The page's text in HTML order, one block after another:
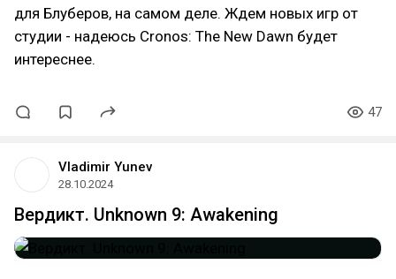
для Блуберов, на самом деле. Ждем новых игр от
студии - надеюсь Cronos: The New Dawn будет
интереснее.
47
Vladimir Yunev
28.10.2024
Вердикт. Unknown 9: Awakening